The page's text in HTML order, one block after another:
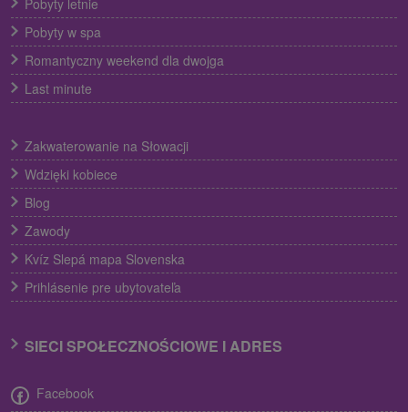
Pobyty letnie
Pobyty w spa
Romantyczny weekend dla dwojga
Last minute
Zakwaterowanie na Słowacji
Wdzięki kobiece
Blog
Zawody
Kvíz Slepá mapa Slovenska
Prihlásenie pre ubytovateľa
SIECI SPOŁECZNOŚCIOWE I ADRES
Facebook